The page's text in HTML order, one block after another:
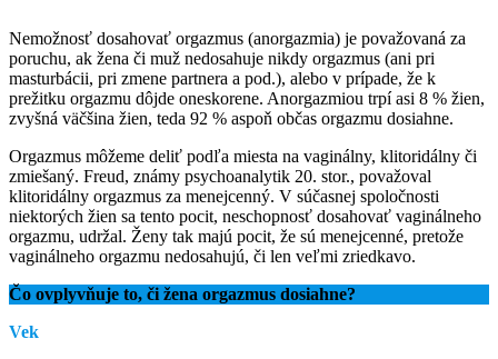
Nemožnosť dosahovať orgazmus (anorgazmia) je považovaná za
poruchu, ak žena či muž nedosahuje nikdy orgazmus (ani pri
masturbácii, pri zmene partnera a pod.), alebo v prípade, že k
prežitku orgazmu dôjde oneskorene. Anorgazmiou trpí asi 8 % žien,
zvyšná väčšina žien, teda 92 % aspoň občas orgazmu dosiahne.
Orgazmus môžeme deliť podľa miesta na vaginálny, klitoridálny či
zmiešaný. Freud, známy psychoanalytik 20. stor., považoval
klitoridálny orgazmus za menejcenný. V súčasnej spoločnosti
niektorých žien sa tento pocit, neschopnosť dosahovať vaginálneho
orgazmu, udržal. Ženy tak majú pocit, že sú menejcenné, pretože
vaginálneho orgazmu nedosahujú, či len veľmi zriedkavo.
Čo ovplyvňuje to, či žena orgazmus dosiahne?
Vek